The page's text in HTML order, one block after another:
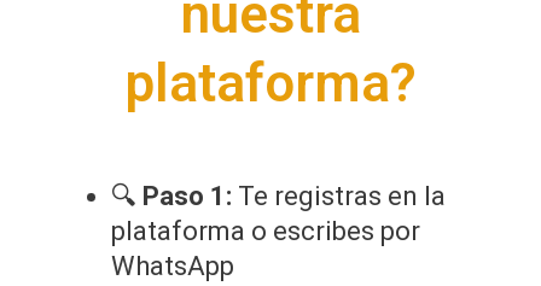
nuestra
plataforma?
🔍 Paso 1: Te registras en la
plataforma o escribes por
WhatsApp